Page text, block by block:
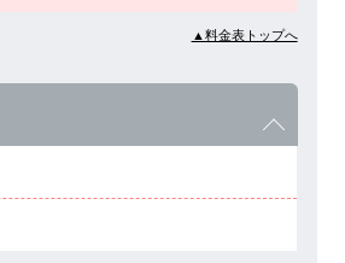
▲料金表トップへ